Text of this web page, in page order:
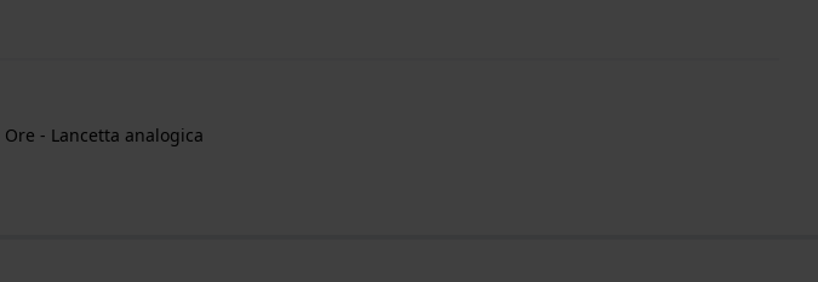
Ore - Lancetta analogica